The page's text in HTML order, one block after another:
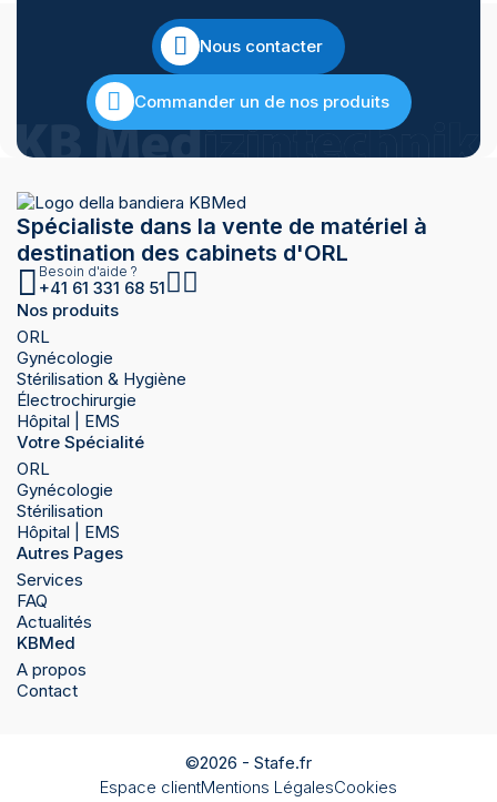
Nous contacter
Commander un de nos produits
Spécialiste dans la vente de matériel à
destination des cabinets d'ORL
Besoin d'aide ?
+41 61 331 68 51
Nos produits
ORL
Gynécologie
Stérilisation & Hygiène
Électrochirurgie
Hôpital | EMS
Votre Spécialité
ORL
Gynécologie
Stérilisation
Hôpital | EMS
Autres Pages
Services
FAQ
Actualités
KBMed
A propos
Contact
©2026 - Stafe.fr
Espace clientMentions LégalesCookies